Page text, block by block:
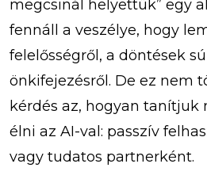
megcsinál helyettük” egy
fennáll a veszélye, hogy
felelősségről, a döntések
önkifejezésről. De ez nem
kérdés az, hogyan
élni az AI-val: passzív
vagy tudatos partnerként.